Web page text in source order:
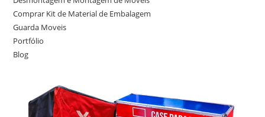
Comprar Kit de Material de Embalagem
Guarda Moveis
Portfólio
Blog